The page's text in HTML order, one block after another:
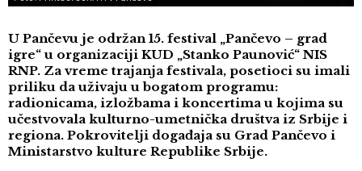
U Pančevu je održan 15. festival „Pančevo – grad
igre“ u organizaciji KUD „Stanko Paunović“ NIS
RNP. Za vreme trajanja festivala, posetioci su imali
priliku da uživaju u bogatom programu:
radionicama, izložbama i koncertima u kojima su
učestvovala kulturno-umetnička društva iz Srbije i
regiona. Pokrovitelji događaja su Grad Pančevo i
Ministarstvo kulture Republike Srbije.